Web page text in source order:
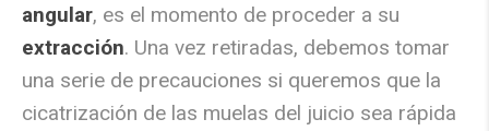
angular, es el momento de proceder a su
extracción. Una vez retiradas, debemos tomar
una serie de precauciones si queremos que la
cicatrización de las muelas del juicio sea rápida